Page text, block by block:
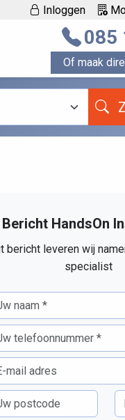
Inloggen
085
Of maak
Bericht HandsOn
bericht leveren wij
specialist